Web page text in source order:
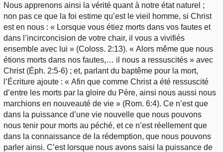
Nous apprenons ainsi la vérité quant à notre état naturel ;
non pas ce que la foi estime qu’est le vieil homme, si Christ
est en nous : « Lorsque vous étiez morts dans vos fautes et
dans l’incirconcision de votre chair, il vous a vivifiés
ensemble avec lui » (Coloss. 2:13). « Alors même que nous
étions morts dans nos fautes,… il nous a ressuscités » avec
Christ (Éph. 2:5-6) ; et, parlant du baptême pour la mort,
l’Écriture ajoute : « Afin que comme Christ a été ressuscité
d’entre les morts par la gloire du Père, ainsi nous aussi nous
marchions en nouveauté de vie » (Rom. 6:4). Ce n’est que
dans la puissance d’une vie nouvelle que nous pouvons
nous tenir pour morts au péché, et ce n’est réellement que
dans la connaissance de la rédemption, que nous pouvons
parler ainsi. C’est lorsque nous avons saisi la puissance de